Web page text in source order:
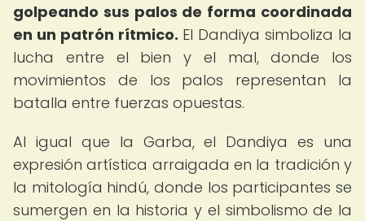
golpeando sus palos de forma coordinada
en un patrón rítmico. El Dandiya simboliza la
lucha entre el bien y el mal, donde los
movimientos de los palos representan la
batalla entre fuerzas opuestas.
Al igual que la Garba, el Dandiya es una
expresión artística arraigada en la tradición y
la mitología hindú, donde los participantes se
sumergen en la historia y el simbolismo de la